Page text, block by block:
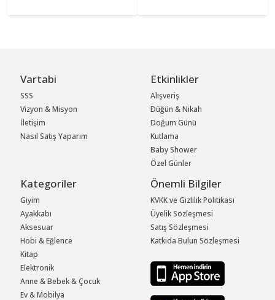
Vartabi
SSS
Vizyon & Misyon
İletişim
Nasıl Satış Yaparım
Etkinlikler
Alışveriş
Düğün & Nikah
Doğum Günü
Kutlama
Baby Shower
Özel Günler
Kategoriler
Giyim
Ayakkabı
Aksesuar
Hobi & Eğlence
Kitap
Elektronik
Anne & Bebek & Çocuk
Ev & Mobilya
Önemli Bilgiler
KVKK ve Gizlilik Politikası
Üyelik Sözleşmesi
Satış Sözleşmesi
Katkıda Bulun Sözleşmesi